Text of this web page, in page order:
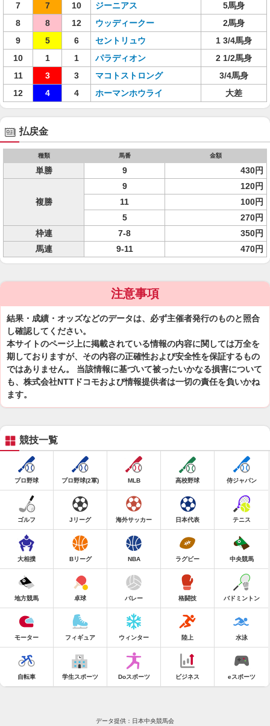
7
7 10 ジーニアス
5馬身
8
8 12 ウッディークー
2馬身
9
5 6 セントリュウ
1 3/4馬身
10
1 1 パラディオン
2 1/2馬身
11
3 3 マコトストロング
3/4馬身
12
4 4 ホーマンホウライ 大差
払戻金
種類 馬番 金額
単勝 9 430円
複勝
9
120円
11
100円
5
270円
枠連
7-8
350円
馬連
9-11 470円
注意事項
結果・成績・オッズなどのデータは、必ず主催者発行のものと照合
し確認してください。
本サイトのページ上に掲載されている情報の内容に関しては万全を
期しておりますが、その内容の正確性および安全性を保証するもの
ではありません。 当該情報に基づいて被ったいかなる損害について
も、株式会社NTTドコモおよび情報提供者は一切の責任を負いかね
ます。
競技一覧
プロ野球 プロ野球(2軍) MLB 高校野球 侍ジャパン
ゴルフ Jリーグ 海外サッカー 日本代表 テニス
大相撲 Bリーグ NBA ラグビー 中央競馬
地方競馬 卓球 バレー 格闘技 バドミントン
モーター フィギュア ウィンター 陸上 水泳
自転車 学生スポーツ Doスポーツ ビジネス eスポーツ
データ提供：日本中央競馬会